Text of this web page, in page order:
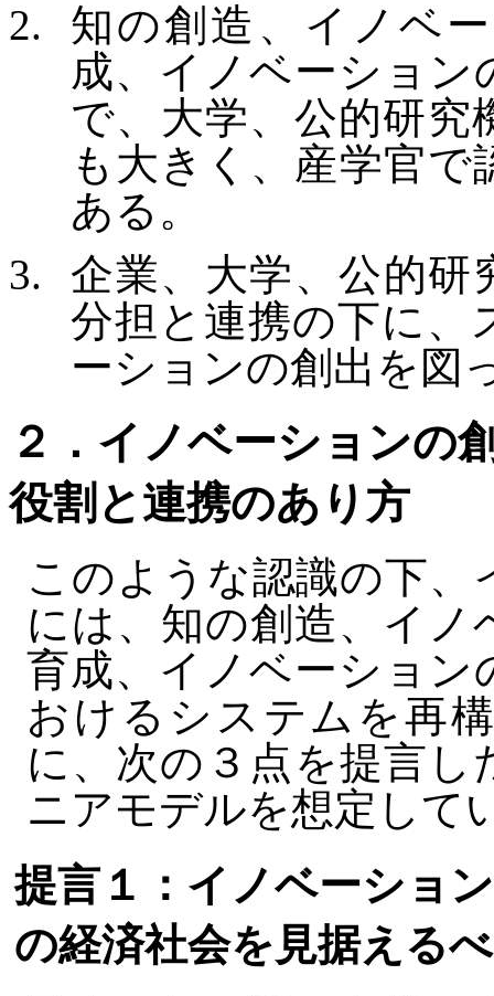
知の創造、イノベ
成、イノベーション
で、大学、公的研究
も大きく、産学官
ある。
企業、大学、公的研
分担と連携の下に、
ーションの創出を図
２．イノベーションの
役割と連携のあり方
このような認識の下
には、知の創造、イ
育成、イノベーション
おけるシステムを再
に、次の３点を提言
ニアモデルを想定して
提言１：イノベーショ
の経済社会を見据える